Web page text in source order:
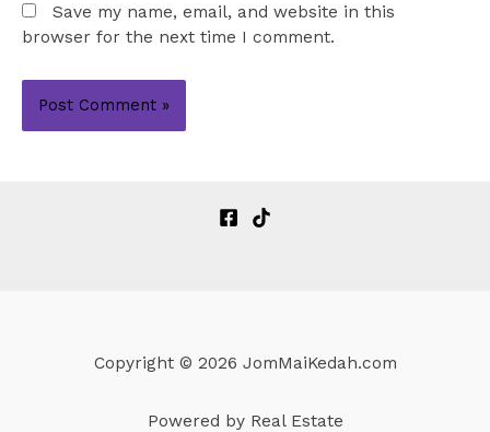
Save my name, email, and website in this
browser for the next time I comment.
Copyright © 2026 JomMaiKedah.com
Powered by Real Estate